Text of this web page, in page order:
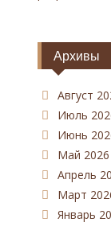
Архивы
Август
Июль
Июнь
Май 2026
Апрель
Март
Январь